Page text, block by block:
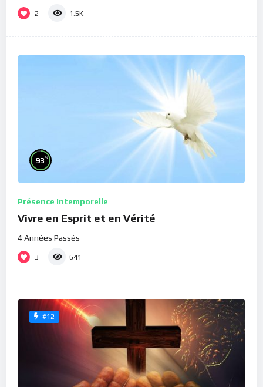
2 1.5K
93%
Présence Intemporelle
Vivre en Esprit et en Vérité
4 Années Passés
3 641
#12